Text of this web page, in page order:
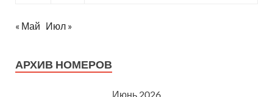
« Май Июл »
АРХИВ НОМЕРОВ
Июнь 2026